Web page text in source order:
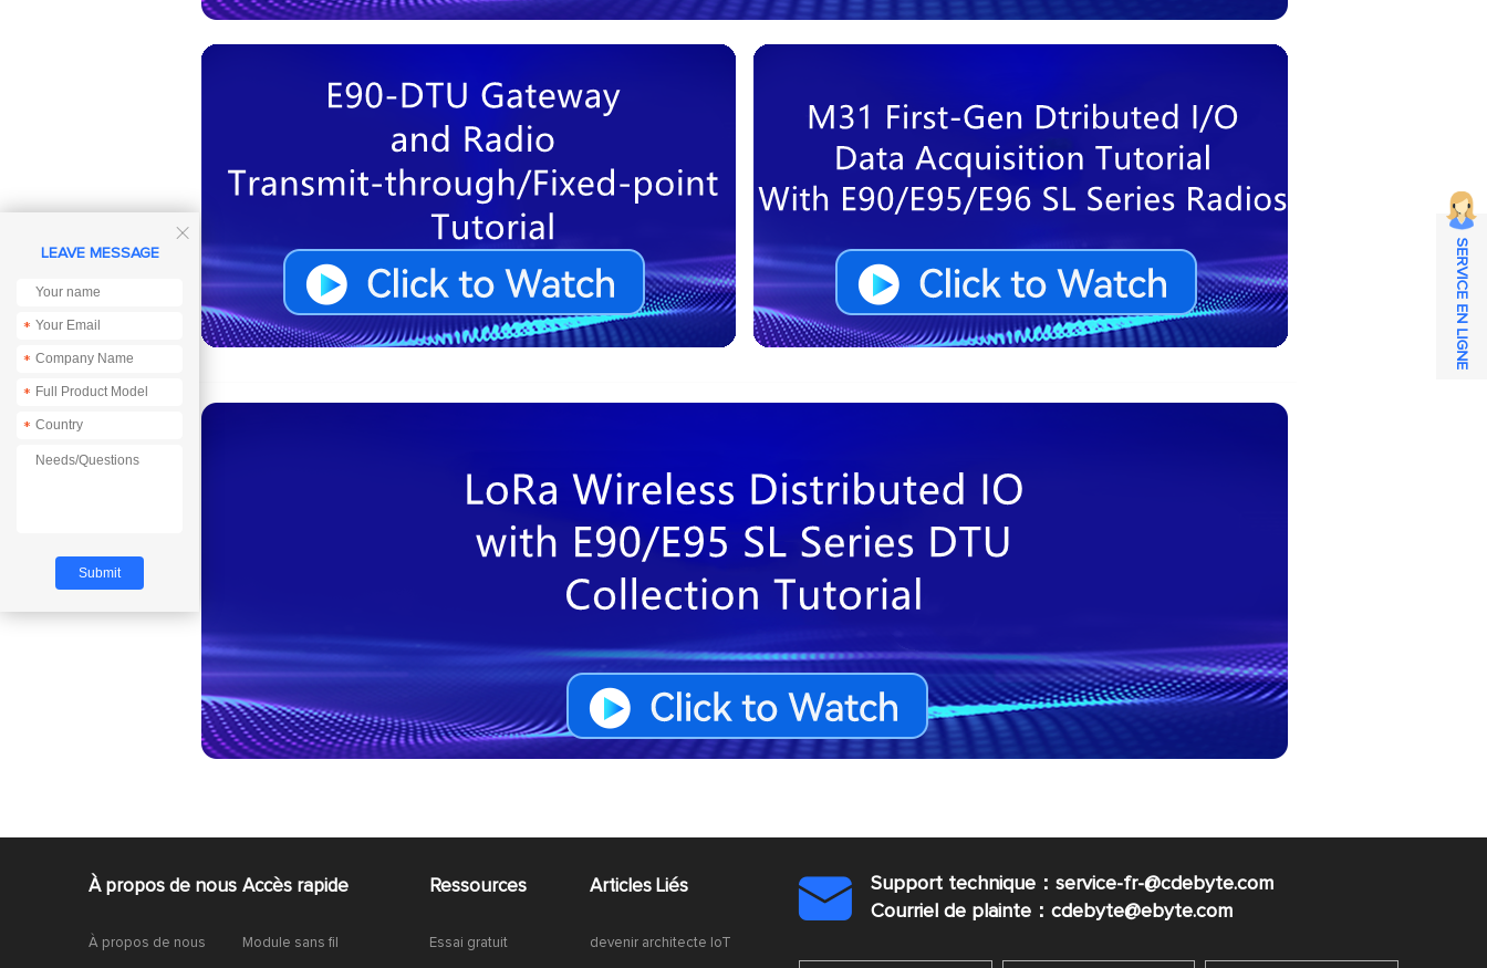
À propos de nous
À propos de nous
Accès rapide
Module sans fil
Ressources
Essai gratuit
Articles Liés
devenir architecte IoT

Support technique：service-fr-@cdebyte.com
Courriel de plainte：cdebyte@ebyte.com

LEAVE MESSAGE
*
*
*
*
SERVICE EN LIGNE